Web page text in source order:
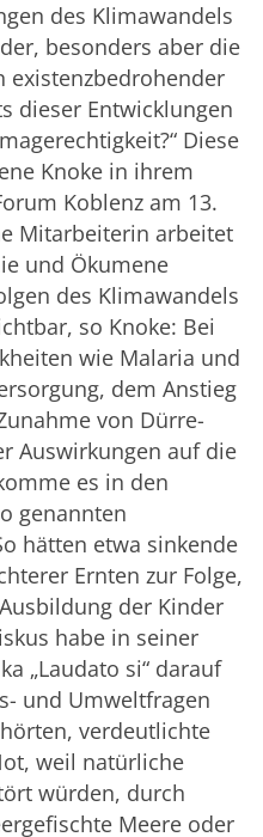
des Klimawandels
besonders aber die
existenzbedrohender
dieser Entwicklungen
Diese
Knoke in ihrem
Koblenz am 13.
Mitarbeiterin arbeitet
und Ökumene
des Klimawandels
so Knoke: Bei
wie Malaria und
dem Anstieg
von Dürre-
Auswirkungen auf die
es in den
genannten
hätten etwa sinkende
Ernten zur Folge,
der Kinder
habe in seiner
„Laudato si“ darauf
und Umweltfragen
verdeutlichte
weil natürliche
würden, durch
Meere oder